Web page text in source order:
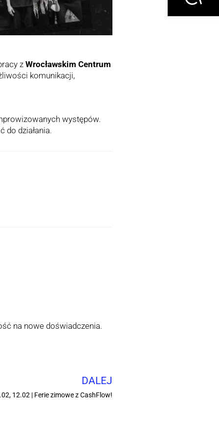
z Wrocławskim Centrum
komunikacji,
występów.
do działania.
na nowe doświadczenia.
DALEJ
12.02 | Ferie zimowe z CashFlow!